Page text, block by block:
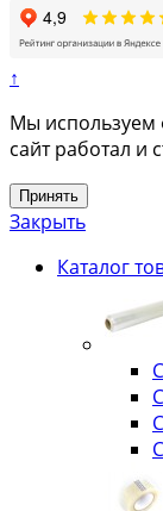
↑
Мы используем
сайт работал и
Принять
Закрыть
Каталог